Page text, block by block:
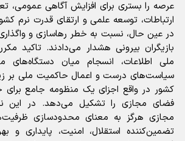
عرصه را بستری برای افزایش آگاهی عمومی،
ارتباطات، توسعه علمی و ارتقای قدرت نرم
در عین حال، نسبت به خطر رهاسازی و
بازیگران بیرونی هشدار می‌دادند. تاکید
ملی اطلاعات، انسجام میان دستگاه‌های
سیاست‌های درست و اعمال حاکمیت ملی بر
کشور در واقع اجزای یک منظومه جامع برای
فضای مجازی را تشکیل می‌دهد. در این
مجازی هرگز به معنای محدودسازی
تضمین‌کننده استقلال، امنیت، پایداری و